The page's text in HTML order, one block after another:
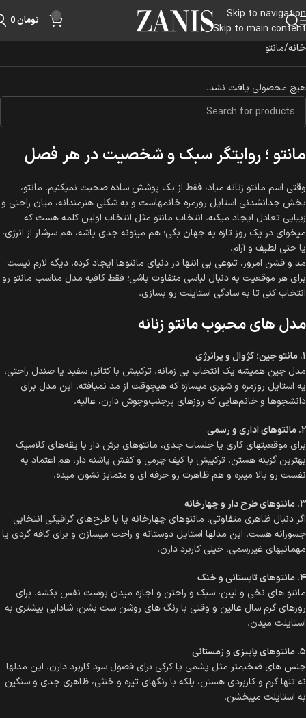
Skip to navigation
Skip to main content
0 تومان
خانه مانتو
هیچ محصولی یافت نشد.
مانتو ؛ روایتگر سبک و شخصیت در هر فصل
وقتی اسم مانتو زنانه میاد، فقط از یک پوشش ساده صحبت نمیکنیم. مانتو،
بخش جدانشدنی استایل روزمره‌ خانمهاست و به شکلی هنرمندانه، میان راحتی و
زیبایی تعادل ایجاد میکنه. انتخاب مانتو مثل انتخاب اولین کلمه‌ هست که
میخوای در یک روز تازه به جهان بگی؛ هم میتونه جدی باشه، هم سرشار از انرژی،
یا حتی لطیف و آرام.
مد و فشن امروز، تنوعی بی‌ انتها در دنیای مانتوها ایجاد کرده. دیگه لازم نیست
برای هر موقعیت به دنبال لباسی متفاوت باشی؛ فقط کافیه مدل مناسب مانتو رو
انتخاب کنی تا به‌ سادگی استایلت رو بسازی.
مدل‌ های محبوب مانتو زنانه
۱. مانتو جین؛ کژوال و پرانرژی
مدل جین همیشه یک انتخاب بی‌ زمانه‌. ترکیبش با کتانی سفید یا صندل راحتی،
یه استایل روزمره و شهری میسازه که هیچوقت از مد نمیافته. این مدل برای
دانشجوها و خانم‌هایی که روزهای پرجنب‌وجوش دارن، عالیه.
۲. مانتوهای اداری و رسمی
برای موقعیتهای کاری یا جلسات جدی، مانتوهای برش‌ دار با یقه‌های کلاسیک
بهترین گزینه‌ هستن. ترکیبش با کیف چرمی و کفش پاشنه‌ دار، هم اعتماد به
نفست رو بالا میبره و هم ظاهرت رو حرفه‌ ای و متمایز نشون میده.
۳. مانتوهای طرح‌ دار و چهارخانه
اگر دنبال ظاهری متفاوتی، مانتوهای چهارخانه یا با طرح‌های گرافیکی انتخابی
جسورانه‌ هست. این مدلها استایل دوستانه و راحت میسازن و برای کافه‌ گردی یا
مهمانیهای غیررسمی، خیلی کاربرد دارن.
۴. مانتوهای تابستانی و خنک
مانتو های نخی و لینن، سبک و راحتن و اجازه میدن پوست نفس بکشه. برای
روزهای گرم سال عالین و وقتی با رنگ‌ های روشن ست بشن، شادابی بیشتری به
استایلت میدن.
۵. مانتوهای پاییزی و زمستانی
جنس‌ های ضخیمتر مثل پشمی یا کرکی برای فصول سرد کاربرد دارن. این مدلها
نه تنها گرم و کاربردی هستن، بلکه با رنگهای تیره و خنثی، ظاهری جدی و سنگین
به استایلت میبخشن.